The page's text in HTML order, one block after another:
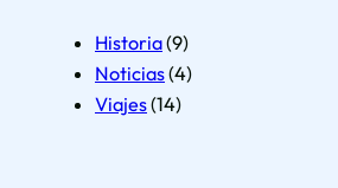
Historia(9)
Noticias(4)
Viajes(14)